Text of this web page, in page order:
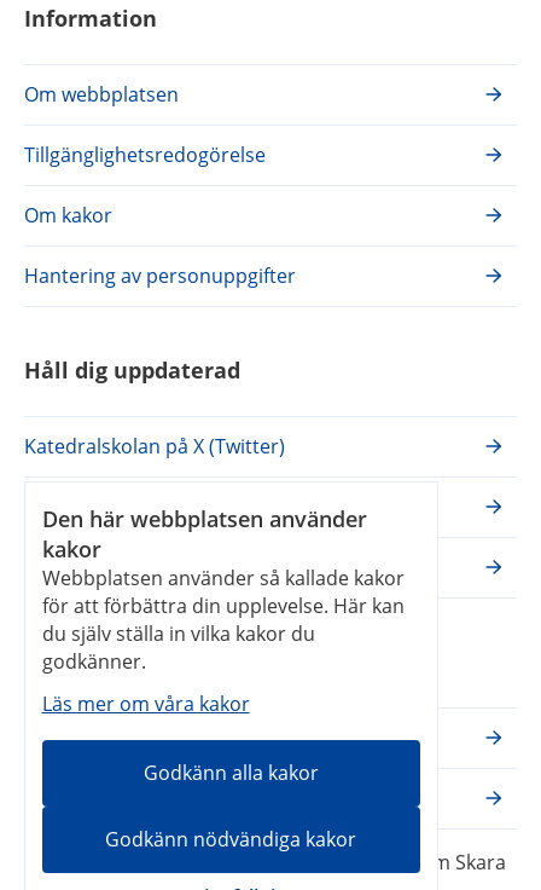
Den här webbplatsen använder
kakor
Webbplatsen använder så kallade kakor
för att förbättra din upplevelse. Här kan
du själv ställa in vilka kakor du
godkänner.
Läs mer om våra kakor
Godkänn alla kakor
Godkänn nödvändiga kakor
Information
Om webbplatsen
Tillgänglighetsredogörelse
Om kakor
Hantering av personuppgifter
Håll dig uppdaterad
Katedralskolan på X (Twitter)
Katedralskolan på Facebook
Katedralskolan på Instagram
Våra webbplatser
Skara kommun
Vilans fritidsområde
Katedralskolan – en webbplats inom Skara